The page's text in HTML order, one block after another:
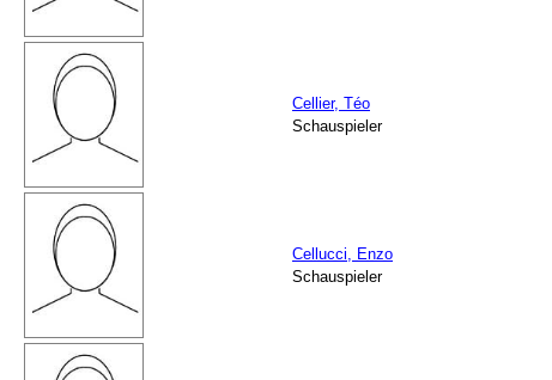
Cellier, Téo
Schauspieler
Cellucci, Enzo
Schauspieler